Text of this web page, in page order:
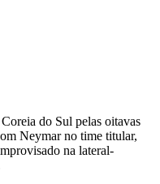
do Sul pelas oitavas
Neymar no time titular,
na lateral-